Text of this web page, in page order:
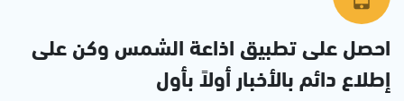
احصل على تطبيق اذاعة الشمس وكن على
إطلاع دائم بالأخبار أولاً بأول